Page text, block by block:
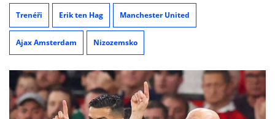
Trenéři Erik ten Hag Manchester United
Ajax Amsterdam Nizozemsko